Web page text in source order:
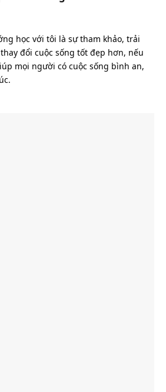
học với tôi là sự tham khảo, trải
đổi cuộc sống tốt đẹp hơn, nếu
mọi người có cuộc sống bình an,